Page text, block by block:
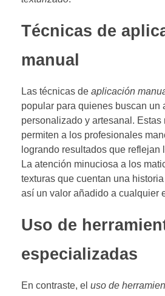
Técnicas de
manual
Las técnicas de aplicación
popular para quienes buscan un
personalizado y artesanal. Estas
permiten a los profesionales
logrando resultados que reflejan
La atención minuciosa a los
texturas que cuentan una
así un valor añadido a cualquier
Uso de
especializadas
En contraste, el uso de